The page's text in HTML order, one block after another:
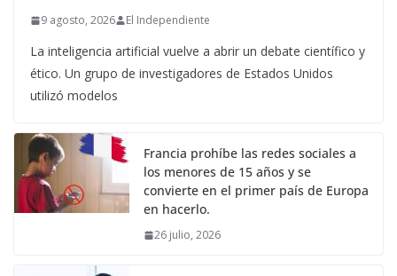
9 agosto, 2026 El Independiente
La inteligencia artificial vuelve a abrir un debate científico y
ético. Un grupo de investigadores de Estados Unidos
utilizó modelos
Francia prohíbe las redes sociales a
los menores de 15 años y se
convierte en el primer país de Europa
en hacerlo.
26 julio, 2026